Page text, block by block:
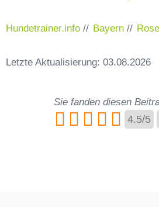
Hundetrainer.info // Bayern //
Letzte Aktualisierung: 03.08.2026
Sie fanden diesen
4.5/5